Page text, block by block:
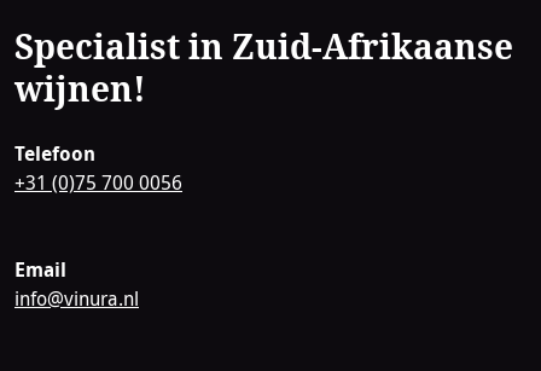
Specialist in Zuid-Afrikaanse
wijnen!
Telefoon
+31 (0)75 700 0056
Email
info@vinura.nl